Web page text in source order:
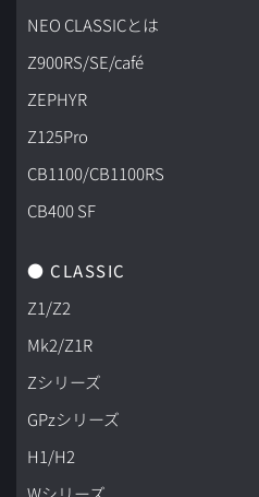
NEO CLASSICとは
Z900RS/SE/café
ZEPHYR
Z125Pro
CB1100/CB1100RS
CB400 SF
● CLASSIC
Z1/Z2
Mk2/Z1R
Zシリーズ
GPzシリーズ
H1/H2